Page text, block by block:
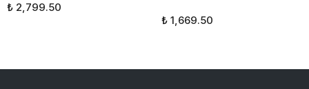
₺ 2,799.50
₺ 1,669.50